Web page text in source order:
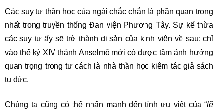
Các suy tư thần học của ngài chắc chắn là phần quan trọng
nhất trong truyền thống Đan viện Phương Tây. Sự kế thừa
các suy tư ấy sẽ trở thành di sản của kinh viện về sau: chỉ
vào thế kỷ XIV thánh Anselmô mới có được tầm ảnh hưởng
quan trọng trong tư cách là nhà thần học kiêm tác giả sách
tu đức.
Chúng ta cũng có thể nhấn mạnh đến tính ưu việt của “lẽ